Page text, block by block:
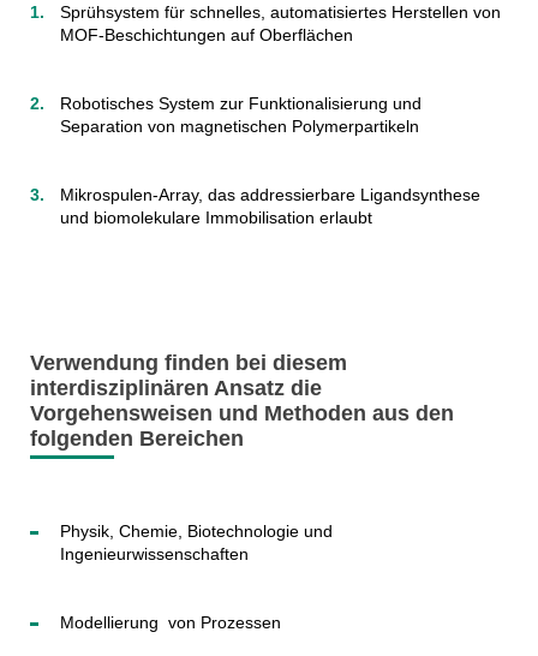
Sprühsystem für schnelles, automatisiertes Herstellen von
MOF-Beschichtungen auf Oberflächen
Robotisches System zur Funktionalisierung und
Separation von magnetischen Polymerpartikeln
Mikrospulen-Array, das addressierbare Ligandsynthese
und biomolekulare Immobilisation erlaubt
Verwendung finden bei diesem
interdisziplinären Ansatz die
Vorgehensweisen und Methoden aus den
folgenden Bereichen
Physik, Chemie, Biotechnologie und
Ingenieurwissenschaften
Modellierung von Prozessen